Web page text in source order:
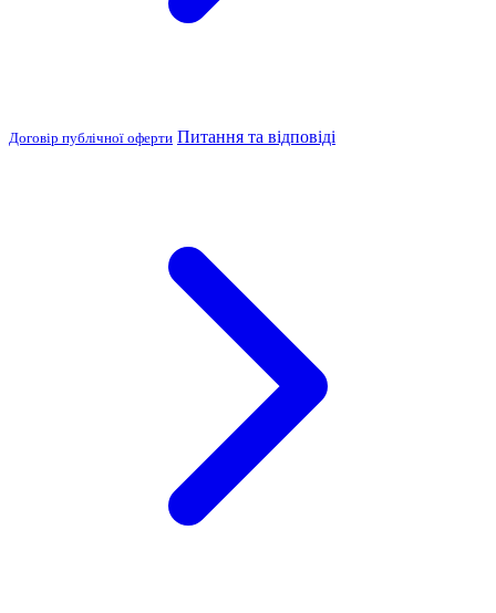
Договір публічної оферти Питання та відповіді